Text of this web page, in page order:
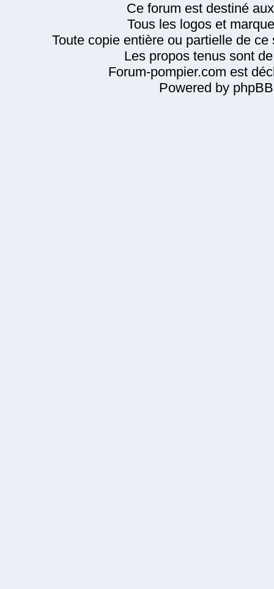
Ce forum est destiné
Tous les logos et
Toute copie entière ou partielle de
Les propos tenus sont
Forum-pompier.com est
Powered by